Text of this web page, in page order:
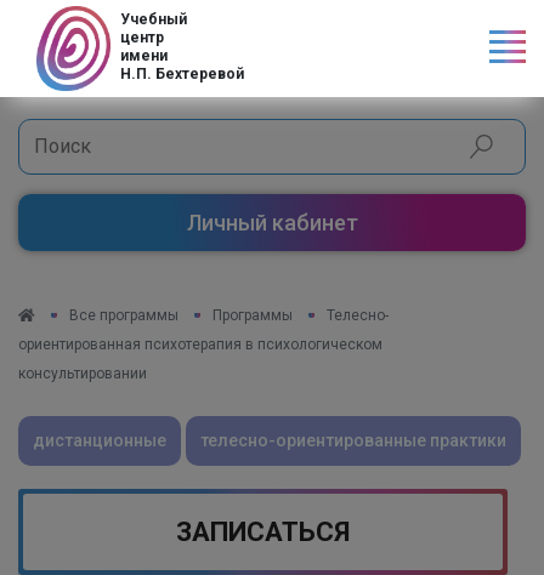
Учебный
центр
имени
Н.П. Бехтеревой
Личный кабинет
Все программы Программы
Телесно-
ориентированная психотерапия в психологическом
консультировании
дистанционные телесно-ориентированные практики
ЗАПИСАТЬСЯ
Код страны